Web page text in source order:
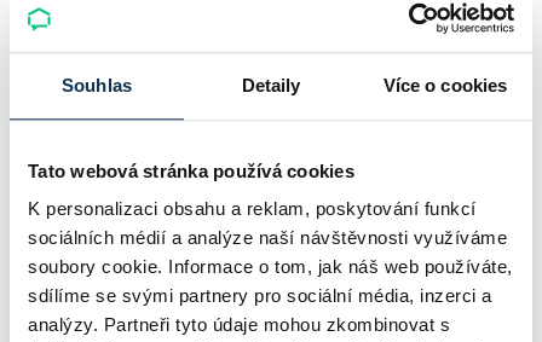
Souhlas Detaily Více o cookies
Tato webová stránka používá cookies
K personalizaci obsahu a reklam, poskytování funkcí
sociálních médií a analýze naší návštěvnosti využíváme
soubory cookie. Informace o tom, jak náš web používáte,
sdílíme se svými partnery pro sociální média, inzerci a
analýzy. Partneři tyto údaje mohou zkombinovat s
Komerční banka: pokles zisku
neznamená slabší banku
klesl zisk na 8,5 miliardy korun, na druhé ale dál výrazně
rostly úvěry a…
Pavel Pohanka|aktualizováno: 31.07.2026